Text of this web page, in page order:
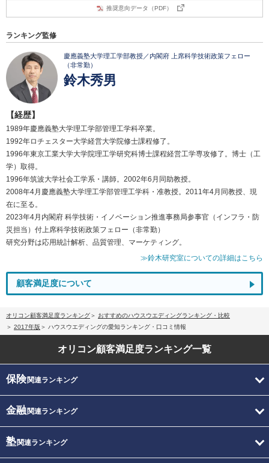
推奨意向データ（PDF）
ランキング監修
慶應義塾大学理工学部教授／内閣府 上席科学技術政策フェロー
（非常勤）
鈴木秀男
【経歴】
1989年慶應義塾大学理工学部管理工学科卒業。
1992年ロチェスター大学経営大学院修士課程修了。
1996年東京工業大学大学院理工学研究科博士課程経営工学専攻修了。博士（工
学）取得。
1996年筑波大学社会工学系・講師。2002年6月同助教授。
2008年4月慶應義塾大学理工学部管理工学科・准教授。2011年4月同教授、現
在に至る。
2023年4月内閣府 科学技術・イノベーション推進事務局参事官（インフラ・防
災担当）付上席科学技術政策フェロー（非常勤）
研究分野は応用統計解析、品質管理、マーケティング。
≫鈴木研究室についての詳細はこちら
顧客満足度について
オリコン顧客満足度ランキング
おすすめのハウスウエディングランキング・比較
2017年版
ハウスウエディングの愛知ランキング・口コミ情報
オリコン顧客満足度ランキング一覧
保険関連ランキング
金融関連ランキング
塾関連ランキング